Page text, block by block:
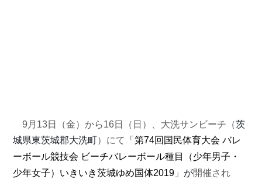
9月13日（金）から16日（日）、大洗サンビーチ（茨
城県東茨城郡大洗町）にて 「第74回国民体育大会 バレ
ーボール競技会 ビーチバレーボール種目（少年男子・
少年女子） いきいき茨城ゆめ国体2019 」が開催され